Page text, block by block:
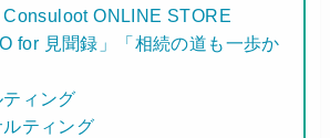
ONLINE STORE
for 見聞録」「相続の道も一歩か
ィング
ティング